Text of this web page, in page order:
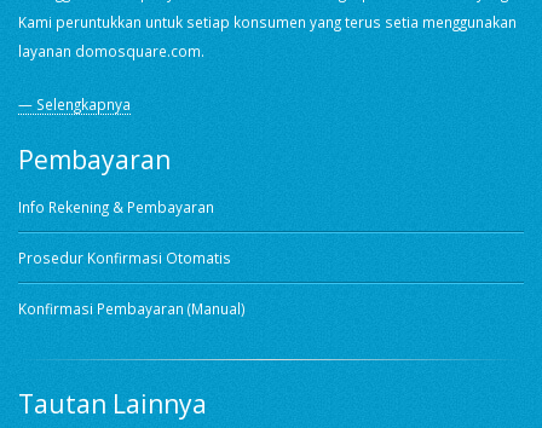
Kami peruntukkan untuk setiap konsumen yang terus setia menggunakan
layanan domosquare.com.
— Selengkapnya
Pembayaran
Info Rekening & Pembayaran
Prosedur Konfirmasi Otomatis
Konfirmasi Pembayaran (Manual)
Tautan Lainnya